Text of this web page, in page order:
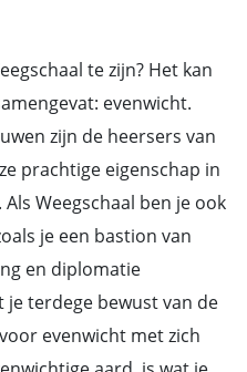
te zijn? Het kan
evenwicht.
zijn de heersers van
prachtige eigenschap in
Weegschaal ben je ook
je een bastion van
en diplomatie
terdege bewust van de
evenwicht met zich